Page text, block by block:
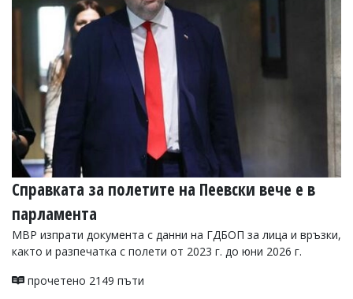
УКРАЙНА
РАЗСЛЕДВАНЕ
БИЗНЕС
ЮГ
Управители:
Веселин
Василев,
email:
v.vasilev@flagman.bg
Катя
Касабова,
еmail: k.kassabova@flagman.bg
редактор:
Справката за полетите на Пеевски вече е в
парламента
МВР изпрати документа с данни на ГДБОП за лица и връзки,
както и разпечатка с полети от 2023 г. до юни 2026 г.
прочетено 2149 пъти